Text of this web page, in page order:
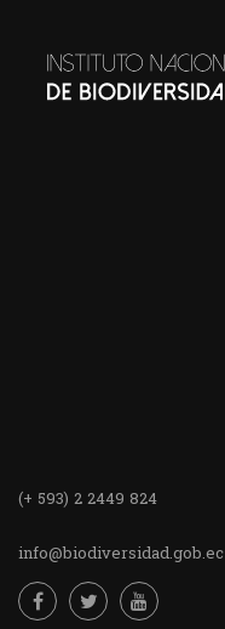
(+ 593) 2 2449 824
info@biodiversidad.gob.ec